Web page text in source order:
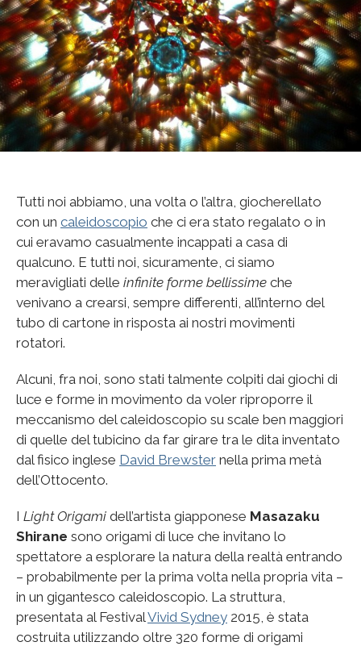
Tutti noi abbiamo, una volta o l’altra, giocherellato
con un caleidoscopio che ci era stato regalato o in
cui eravamo casualmente incappati a casa di
qualcuno. E tutti noi, sicuramente, ci siamo
meravigliati delle infinite forme bellissime che
venivano a crearsi, sempre differenti, all’interno del
tubo di cartone in risposta ai nostri movimenti
rotatori.
Alcuni, fra noi, sono stati talmente colpiti dai giochi di
luce e forme in movimento da voler riproporre il
meccanismo del caleidoscopio su scale ben maggiori
di quelle del tubicino da far girare tra le dita inventato
dal fisico inglese David Brewster nella prima metà
dell’Ottocento.
I Light Origami dell’artista giapponese Masazaku
Shirane sono origami di luce che invitano lo
spettatore a esplorare la natura della realtà entrando
– probabilmente per la prima volta nella propria vita –
in un gigantesco caleidoscopio. La struttura,
presentata al FestivalVivid Sydney 2015, è stata
costruita utilizzando oltre 320 forme di origami